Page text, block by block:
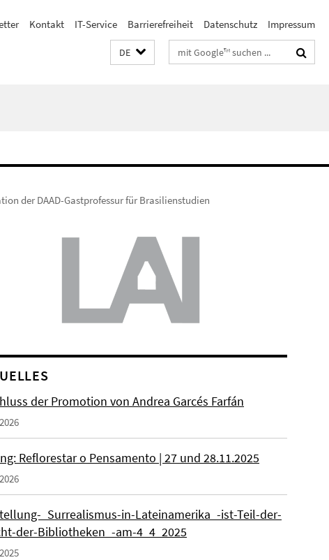
Kontakt IT-Service Barrierefreiheit Datenschutz Impressum
DE Suchbegriffe
der DAAD-Gastprofessur für Brasilienstudien
der Promotion von Andrea Garcés Farfán
Reflorestar o Pensamento | 27 und 28.11.2025
_Surrealismus-in-Lateinamerika_-ist-Teil-der-
der-Bibliotheken_-am-4_4_2025